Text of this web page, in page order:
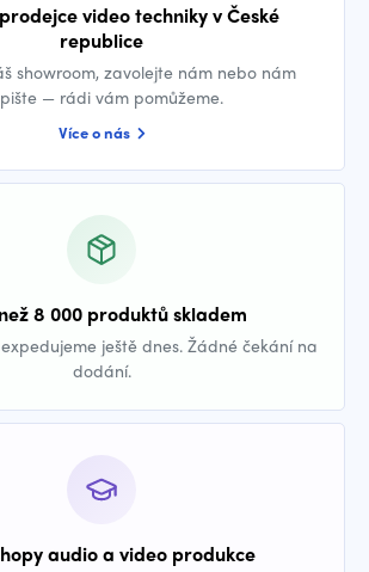
video techniky v České
republice
showroom, zavolejte nám nebo nám
— rádi vám pomůžeme.
Více o nás
8 000 produktů skladem
ještě dnes. Žádné čekání na
dodání.
audio a video produkce